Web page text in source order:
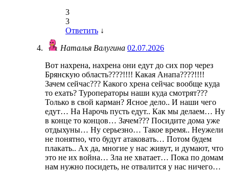
3
3
Ответить ↓
Наталья Валугина 02.07.2026
Вот нахрена, нахрена они едут до сих пор через
Брянскую область????!!!! Какая Анапа????!!!!
Зачем сейчас??? Какого хрена сейчас вообще куда
то ехать? Туроператоры наши куда смотрят???
Только в свой карман? Ясное дело.. И наши чего
едут… На Нарочь пусть едут.. Как мы делаем… Ну
в конце то концов… Зачем??? Посидите дома уже
отдыхуны… Ну серьезно… Такое время.. Неужели
не понятно, что будут атаковать… Потом будем
плакать.. Ах да, многие у нас живут, и думают, что
это не их война… Зла не хватает… Пока по домам
нам нужно посидеть, не отвалится у нас ничего…